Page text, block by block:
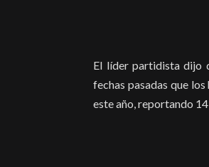
El líder partidista dijo
fechas pasadas que
este año, reportando